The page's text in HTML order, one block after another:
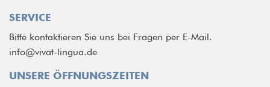
SERVICE
Bitte kontaktieren Sie uns bei Fragen per E-Mail.
info@vivat-lingua.de
UNSERE ÖFFNUNGSZEITEN